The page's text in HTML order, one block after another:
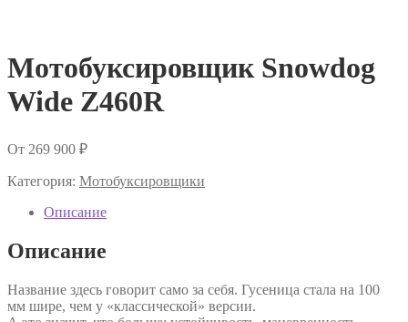
Мотобуксировщик Snowdog
Wide Z460R
От 269 900 ₽
Категория: Мотобуксировщики
Описание
Описание
Название здесь говорит само за себя. Гусеница стала на 100
мм шире, чем у «классической» версии.